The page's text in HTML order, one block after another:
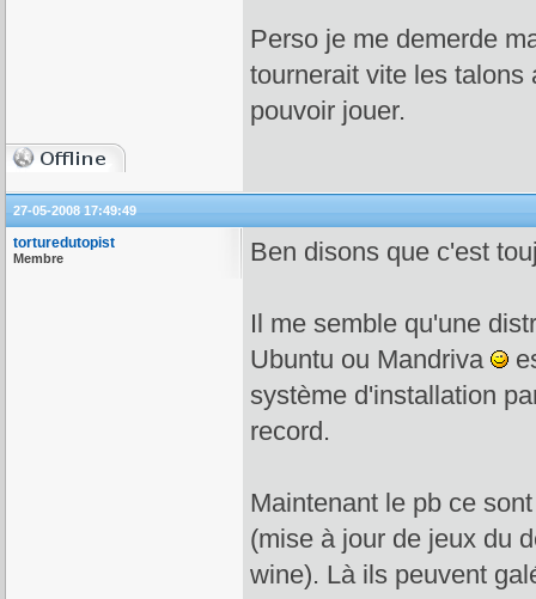
Perso je me demerde
tournerait vite les talons
pouvoir jouer.
27-05-2008 17:49:49
torturedutopist
Membre Ben disons que c'est
Il me semble qu'une
Ubuntu ou Mandriva
système d'installation
record.
Maintenant le pb ce
(mise à jour de jeux du
wine). Là ils peuvent